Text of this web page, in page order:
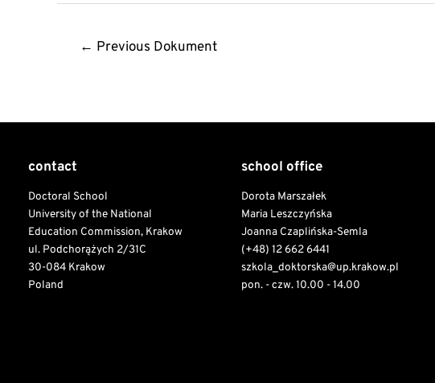
navigation
← Previous Dokument
contact
Doctoral School
University of the National
Education Commission, Krakow
ul. Podchorążych 2/31C
30-084 Krakow
Poland
school office
Dorota Marszałek
Maria Leszczyńska
Joanna Czaplińska-Semla
(+48) 12 662 6441
szkola_doktorska@up.krakow.pl
pon. - czw. 10.00 - 14.00